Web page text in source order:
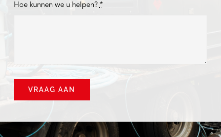
Hoe kunnen we u helpen? *
VRAAG AAN